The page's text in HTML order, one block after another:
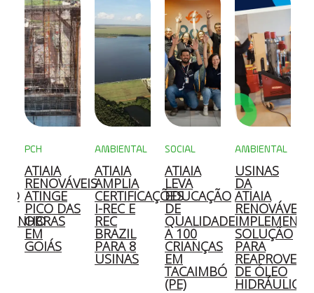
PCH
ATIAIA
RENOVÁVEIS
ATINGE
PICO DAS
OBRAS
EM
GOIÁS
AMBIENTAL
ATIAIA
AMPLIA
CERTIFICAÇÕES
I-REC E
REC
BRAZIL
PARA 8
USINAS
SOCIAL
ATIAIA
LEVA
EDUCAÇÃO
DE
QUALIDADE
A 100
CRIANÇAS
EM
TACAIMBÓ
(PE)
AMBIENTAL
USINAS
DA
ATIAIA
RENOVÁVEIS
SOLUÇÃO
PARA
DE ÓLEO
HIDRÁULICO